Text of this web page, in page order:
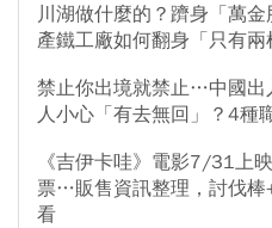
川湖做什麼的？躋身「萬
產鐵工廠如何翻身「只有
禁止你出境就禁止…中國
人小心「有去無回」？4種
《吉伊卡哇》電影7/31上
票…販售資訊整理，討伐棒
看